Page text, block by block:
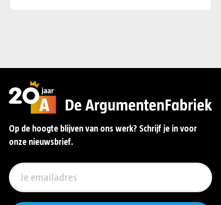
Op de hoogte blijven van ons werk? Schrijf je in voor
onze nieuwsbrief.